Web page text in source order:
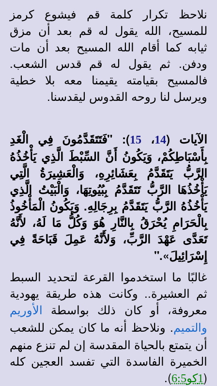
نلاحظ تكرار كلمة قم فيشوع كرمز
للمسيح، الله يقول له قم بعد أن مزق
ثيابه كما أقام الله المسيح بعد أن مات
ودفن. ثم يقول له قم قدس الشعب.
فالمسيح بقيامته يقيمنا معه بلا خطية
ويرسل لنا روحه القدوس ليقدسنا.
الآيات (14، 15): "فَتَتَقَدَّمُونَ فِي الْغَدِ
بِأَسْبَاطِكُمْ، وَيَكُونُ أَنَّ السِّبْطَ الَّذِي يَأْخُذُهُ
الرَّبُّ يَتَقَدَّمُ بِعَشَائِرِهِ، وَالْعَشِيرَةُ الَّتِي
يَأْخُذُهَا الرَّبُّ تَتَقَدَّمُ بِبُيُوتِهَا، وَالْبَيْتُ الَّذِي
يَأْخُذُهُ الرَّبُّ يَتَقَدَّمُ بِرِجَالِهِ. وَيَكُونُ الْمَأْخُوذُ
بِالْحَرَامِ يُحْرَقُ بِالنَّارِ هُوَ وَكُلُّ مَا لَهُ، لأَنَّهُ
تَعَدَّى عَهْدَ الرَّبِّ، وَلأَنَّهُ عَمِلَ قَبَاحَةً فِي
إِسْرَائِيلَ»."
غالبًا ما استخدموا القرعة لتحديد السبط
ثم العشيرة.. وكانت هذه طريقة يهودية
معروفة، أو كان ذلك بواسطة
الأوريم
والتميم. ونلاحظ أنه ما كان يمكن للشعب
أن يتمتع بالحياة المقدسة إن لم تنزع منهم
الخميرة الفاسدة التي تفسد العجين كله
(1كو6:5 ).